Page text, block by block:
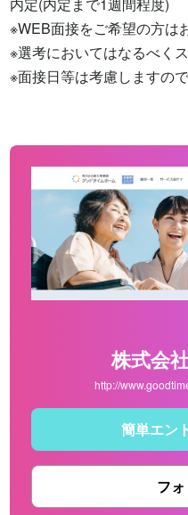
内定(内定まで1週間程度)
※WEB面接をご希望の方は
※選考においてはなるべく
※面接日等は考慮しますの
株式会
http://
簡単エン
フ